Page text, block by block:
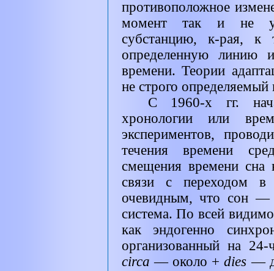
противоположное
момент так и не
субстанцию, к-рая,
определенную линию
времени. Теории
не строго
С 1960-х гг.
хронологии или
экспериментов,
течения времени
смещения времени сна
связи с переходом
очевидным, что сон —
система. По всей
как эндогенно
организованный на
circa— около +dies—